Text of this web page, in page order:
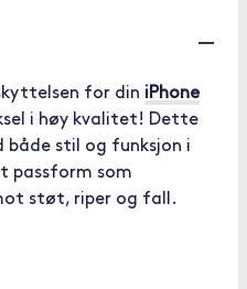
for din iPhone
i høy kvalitet! Dette
stil og funksjon i
passform som
støt, riper og fall.